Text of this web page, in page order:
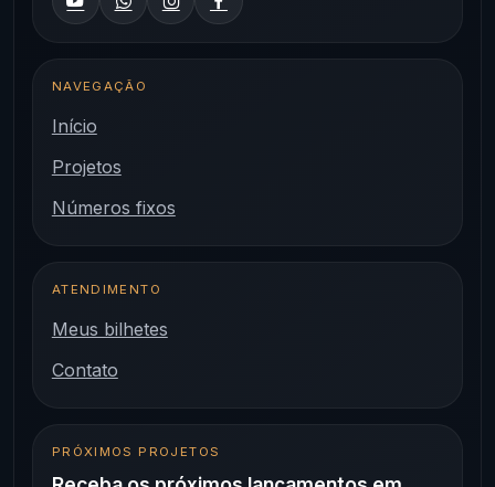
NAVEGAÇÃO
Início
Projetos
Números fixos
ATENDIMENTO
Meus bilhetes
Contato
PRÓXIMOS PROJETOS